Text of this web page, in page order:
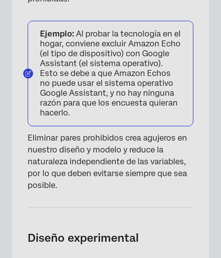
Ejemplo: Al probar la tecnología en el
hogar, conviene excluir Amazon Echo
(el tipo de dispositivo) con Google
Assistant (el sistema operativo).
Esto se debe a que Amazon Echos
no puede usar el sistema operativo
Google Assistant, y no hay ninguna
razón para que los encuesta quieran
hacerlo.
Eliminar pares prohibidos crea agujeros en
nuestro diseño y modelo y reduce la
naturaleza independiente de las variables,
por lo que deben evitarse siempre que sea
posible.
Diseño experimental